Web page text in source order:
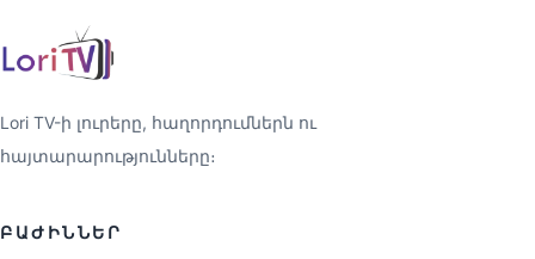
Lori TV-ի լուրերը, հաղորդումներն ու
հայտարարությունները։
ԲԱԺԻՆՆԵՐ